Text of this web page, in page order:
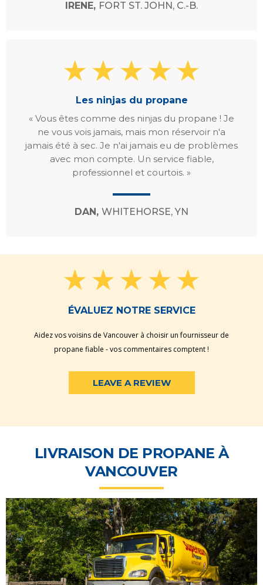
IRENE, FORT ST. JOHN, C.-B.
Les ninjas du propane
« Vous êtes comme des ninjas du propane ! Je
ne vous vois jamais, mais mon réservoir n'a
jamais été à sec. Je n'ai jamais eu de problèmes
avec mon compte. Un service fiable,
professionnel et courtois. »
DAN, WHITEHORSE, YN
ÉVALUEZ NOTRE SERVICE
Aidez vos voisins de Vancouver à choisir un fournisseur de
propane fiable - vos commentaires comptent !
LEAVE A REVIEW
LIVRAISON DE PROPANE À
VANCOUVER